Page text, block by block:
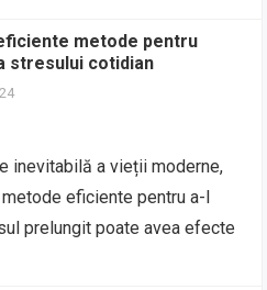
metode pentru
stresului cotidian
inevitabilă a vieții moderne,
eficiente pentru a-l
prelungit poate avea efecte